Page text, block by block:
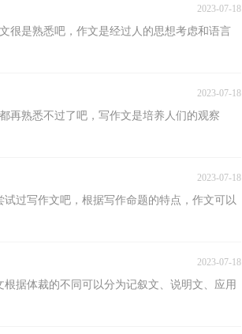
2023-07-18
很是熟悉吧，作文是经过人的思想考虑和语言
2023-07-18
再熟悉不过了吧，写作文是培养人们的观察
2023-07-18
过写作文吧，根据写作命题的特点，作文可以
2023-07-18
据体裁的不同可以分为记叙文、说明文、应用